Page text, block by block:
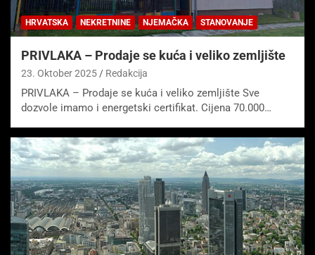
HRVATSKA NEKRETNINE NJEMAČKA STANOVANJE
PRIVLAKA – Prodaje se kuća i veliko zemljište
23. Oktober 2025 Redakcija
PRIVLAKA – Prodaje se kuća i veliko zemljište Sve
dozvole imamo i energetski certifikat. Cijena 70.000…